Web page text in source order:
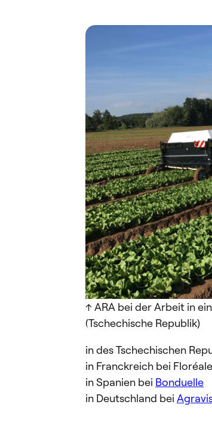
↑ ARA bei der Arbeit in
(Tschechische Republik)
in des Tschechischen
in Franckreich bei
in Spanien bei Bonduelle
in Deutschland bei